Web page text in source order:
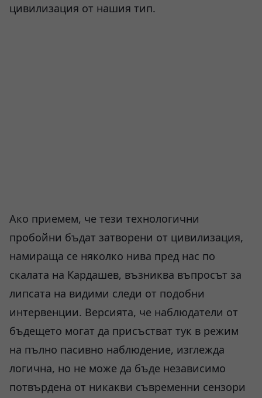
цивилизация от нашия тип.
Ако приемем, че тези технологични
пробойни бъдат затворени от цивилизация,
намираща се няколко нива пред нас по
скалата на Кардашев, възниква въпросът за
липсата на видими следи от подобни
интервенции. Версията, че наблюдатели от
бъдещето могат да присъстват тук в режим
на пълно пасивно наблюдение, изглежда
логична, но не може да бъде независимо
потвърдена от никакви съвременни сензори